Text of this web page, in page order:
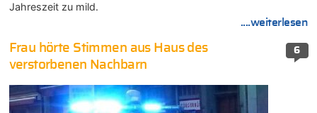
Jahreszeit zu mild.
....weiterlesen
6
Frau hörte Stimmen aus Haus des
verstorbenen Nachbarn